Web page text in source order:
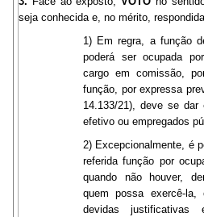
seja conhecida e, no mérito,
1) Em regra, a função
poderá ser ocupada
cargo em comissão,
função, por expressa
14.133/21), deve se
efetivo ou empregados
2) Excepcionalmente, é
referida função por
quando não houver,
quem possa exercê-la,
devidas justificativas